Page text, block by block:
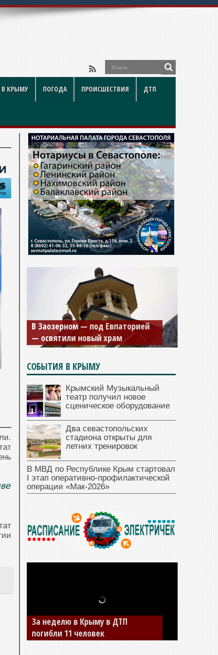
КРЫМУ ПОГОДА ПРОИСШЕСТВИЯ ДТП
В Заозерном — под Евпаторией
— освятили новый храм
СОБЫТИЯ В КРЫМУ
Крымский Музыкальный
театр получил новое
сценическое оборудование
Два севастопольских
стадиона открыты для
летних тренировок
В МВД по Республике Крым стартовал
I этап оперативно‑профилактической
операции «Мак‑2026»
За неделю в Крыму в ДТП
погибли 11 человек